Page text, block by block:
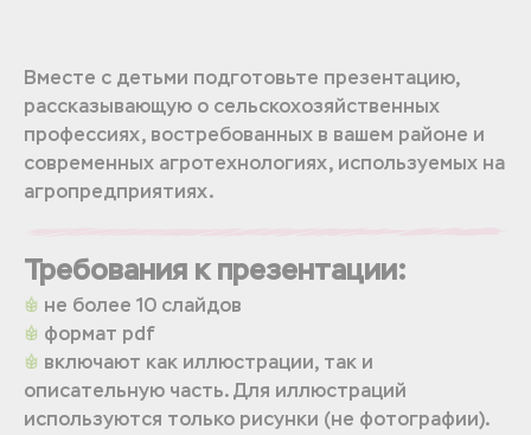
Вместе с детьми подготовьте презентацию,
рассказывающую о сельскохозяйственных
профессиях, востребованных в вашем районе и
современных агротехнологиях, используемых на
агропредприятиях.
Требования к презентации:
не более 10 слайдов
формат pdf
включают как иллюстрации, так и
описательную часть. Для иллюстраций
используются только рисунки (не фотографии).